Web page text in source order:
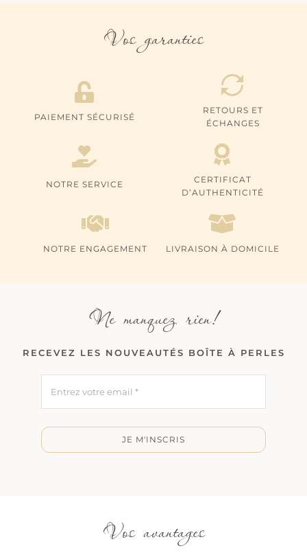
Vos garanties
PAIEMENT SÉCURISÉ
RETOURS ET
ÉCHANGES
NOTRE SERVICE
CERTIFICAT
D’AUTHENTICITÉ
NOTRE ENGAGEMENT LIVRAISON À DOMICILE
Ne manquez rien!
RECEVEZ LES NOUVEAUTÉS BOÎTE À PERLES
JE M'INSCRIS
Vos avantages